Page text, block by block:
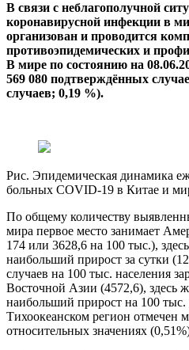
В связи с неблагополучной
коронавирусной инфекции в
организован и проводится
противоэпидемических и
В мире по состоянию на
569 080 подтверждённых
случаев; 0,19 %).
Рис. Эпидемическая динамика
больных COVID-19 в Китае и
По общему количеству
мира первое место занимает
174 или 3628,6 на 100 тыс.),
наибольший прирост за сутки
случаев на 100 тыс. населения
Восточной Азии (4572,6), здесь
наибольший прирост на 100
Тихоокеанском регион отмечен
относительных значениях